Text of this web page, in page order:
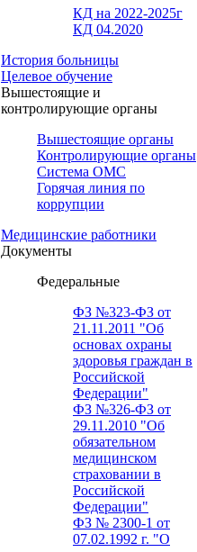
КД на 2022-2025г
КД 04.2020
История больницы
Целевое обучение
Вышестоящие и
контролирующие органы
Вышестоящие органы
Контролирующие органы
Система ОМС
Горячая линия по
коррупции
Медицинские работники
Документы
Федеральные
ФЗ №323-ФЗ от
21.11.2011 "Об
основах охраны
здоровья граждан в
Российской
Федерации"
ФЗ №326-ФЗ от
29.11.2010 "Об
обязательном
медицинском
страховании в
Российской
Федерации"
ФЗ № 2300-1 от
07.02.1992 г. "О